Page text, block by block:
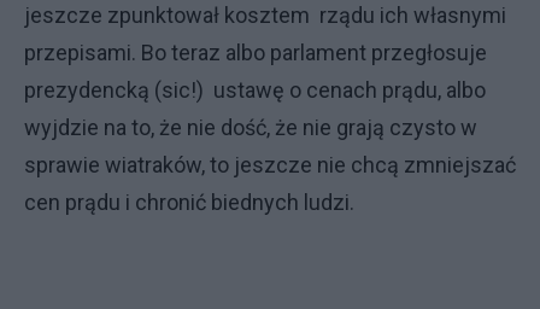
jeszcze zpunktował kosztem rządu ich własnymi
przepisami. Bo teraz albo parlament przegłosuje
prezydencką (sic!) ustawę o cenach prądu, albo
wyjdzie na to, że nie dość, że nie grają czysto w
sprawie wiatraków, to jeszcze nie chcą zmniejszać
cen prądu i chronić biednych ludzi.